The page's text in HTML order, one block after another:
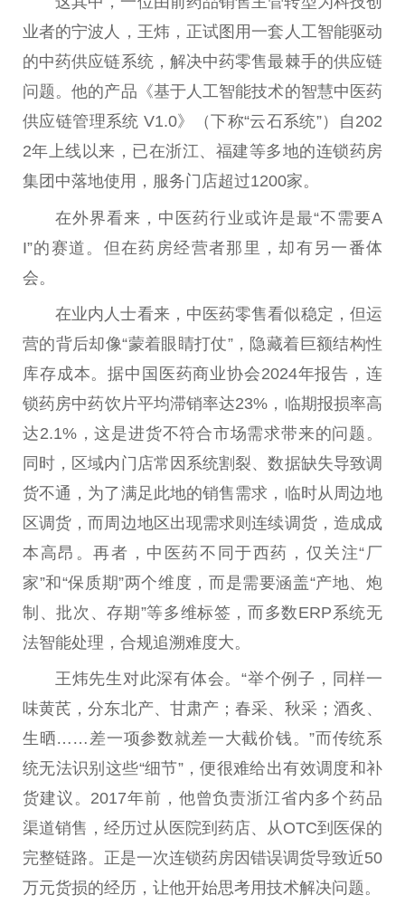
业者的宁波人，王炜，正试图用一套人工智能驱动
的中药供应链系统，解决中药零售最棘手的供应链
问题。他的产品《基于人工智能技术的智慧中医药
供应链管理系统 V1.0》（下称“云石系统”）自202
2年上线以来，已在浙江、福建等多地的连锁药房
集团中落地使用，服务门店超过1200家。
在外界看来，中医药行业或许是最“不需要A
I”的赛道。但在药房经营者那里，却有另一番体
会。
在业内人士看来，中医药零售看似稳定，但运
营的背后却像“蒙着眼睛打仗”，隐藏着巨额结构性
库存成本。据中国医药商业协会2024年报告，连
锁药房中药饮片平均滞销率达23%，临期报损率高
达2.1%，这是进货不符合市场需求带来的问题。
同时，区域内门店常因系统割裂、数据缺失导致调
货不通，为了满足此地的销售需求，临时从周边地
区调货，而周边地区出现需求则连续调货，造成成
本高昂。再者，中医药不同于西药，仅关注“厂
家”和“保质期”两个维度，而是需要涵盖“产地、炮
制、批次、存期”等多维标签，而多数ERP系统无
法智能处理，合规追溯难度大。
王炜先生对此深有体会。“举个例子，同样一
味黄芪，分东北产、甘肃产；春采、秋采；酒炙、
生晒……差一项参数就差一大截价钱。”而传统系
统无法识别这些“细节”，便很难给出有效调度和补
货建议。2017年前，他曾负责浙江省内多个药品
渠道销售，经历过从医院到药店、从OTC到医保的
完整链路。正是一次连锁药房因错误调货导致近50
万元货损的经历，让他开始思考用技术解决问题。